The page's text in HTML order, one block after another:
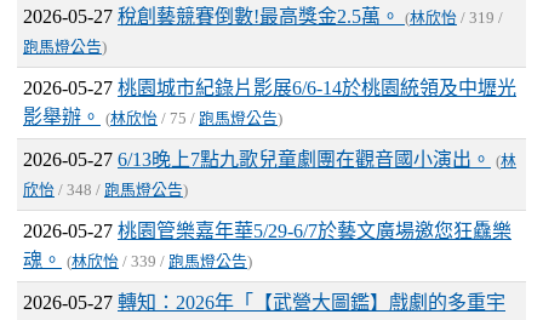
2026-05-27 稅創藝競賽倒數!最高獎金2.5萬。 (林欣怡 / 319 /
跑馬燈公告)
2026-05-27 桃園城市紀錄片影展6/6-14於桃園統領及中壢光
影舉辦。
(林欣怡 / 75 / 跑馬燈公告)
2026-05-27 6/13晚上7點九歌兒童劇團在觀音國小演出。 (林
欣怡 / 348 / 跑馬燈公告)
2026-05-27 桃園管樂嘉年華5/29-6/7於藝文廣場邀您狂驫樂
魂。
(林欣怡 / 339 / 跑馬燈公告)
2026-05-27 轉知：2026年「【武營大圖鑑】戲劇的多重宇